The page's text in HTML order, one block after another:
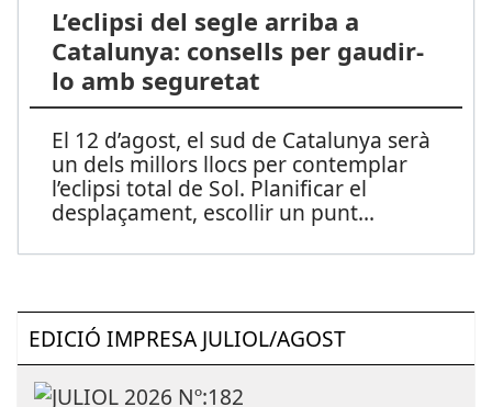
L’eclipsi del segle arriba a
Catalunya: consells per gaudir-
lo amb seguretat
El 12 d’agost, el sud de Catalunya serà
un dels millors llocs per contemplar
l’eclipsi total de Sol. Planificar el
desplaçament, escollir un punt...
EDICIÓ IMPRESA JULIOL/AGOST